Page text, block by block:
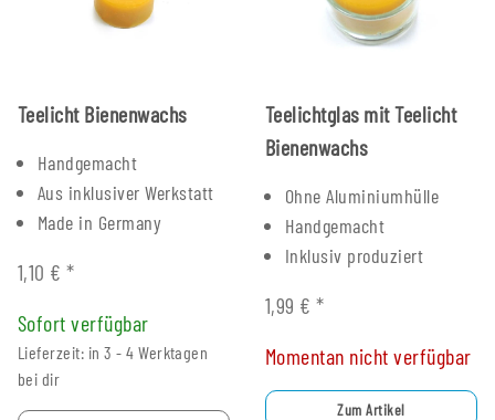
Teelicht Bienenwachs
Handgemacht
Aus inklusiver Werkstatt
Made in Germany
1,10 €*
Sofort verfügbar
Lieferzeit: in 3 - 4 Werktagen
bei dir
Teelichtglas mit Teelicht
Bienenwachs
Ohne Aluminiumhülle
Handgemacht
Inklusiv produziert
1,99 €*
Momentan nicht verfügbar
Zum Artikel